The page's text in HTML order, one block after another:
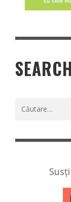
SEARCH
Caută